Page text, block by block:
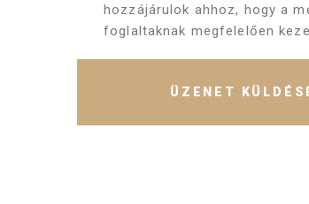
hozzájárulok ahhoz, hogy a
foglaltaknak megfelelően
ÜZENET